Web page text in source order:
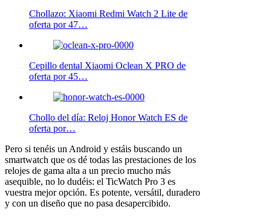
Chollazo: Xiaomi Redmi Watch 2 Lite de
oferta por 47…
Cepillo dental Xiaomi Oclean X PRO de
oferta por 45…
Chollo del día: Reloj Honor Watch ES de
oferta por…
Pero si tenéis un Android y estáis buscando un
smartwatch que os dé todas las prestaciones de los
relojes de gama alta a un precio mucho más
asequible, no lo dudéis: el TicWatch Pro 3 es
vuestra mejor opción. Es potente, versátil, duradero
y con un diseño que no pasa desapercibido.